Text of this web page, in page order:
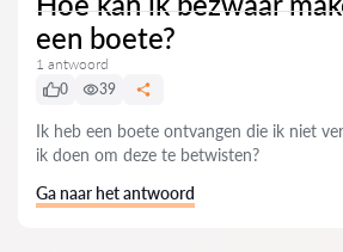
een boete?
1 antwoord
0
39
Ik heb een boete ontvangen die ik niet
ik doen om deze te betwisten?
Ga naar het antwoord